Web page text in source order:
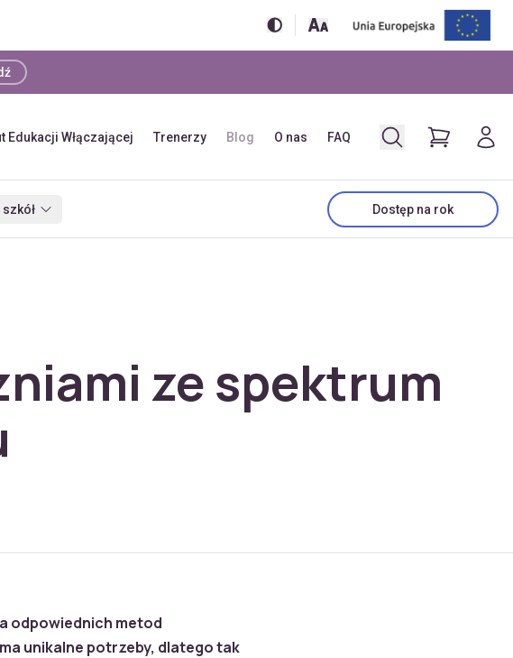
Edukacji Włączającej Trenerzy Blog O nas FAQ
szkół Dostęp na rok
ze spektrum
odpowiednich metod
unikalne potrzeby, dlatego tak